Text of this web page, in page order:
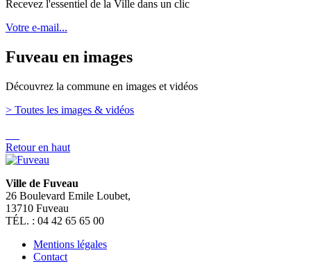
Recevez l'essentiel de la Ville dans un clic
Votre e-mail...
Fuveau en images
Découvrez la commune en images et vidéos
> Toutes les images & vidéos
Retour en haut
Ville de Fuveau
26 Boulevard Emile Loubet,
13710 Fuveau
TÉL. : 04 42 65 65 00
Mentions légales
Contact